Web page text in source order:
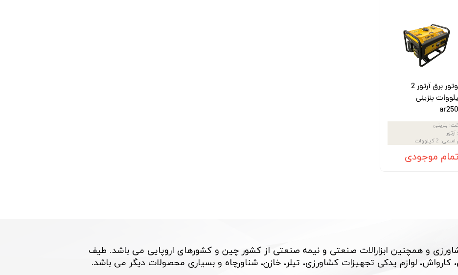
موتور برق آرتور 2
بنزینی
: بنزینی
:آرتور
اسمی: 2 کیلووات
موجودی
و همچنین ابزارالات صنعتی و نیمه صنعتی از کشور چین و کشورهای اروپایی می باشد. طیف
لوازم یدکی تجهیزات کشاورزی، تیلر، خازن، شناورچاه و بسیاری محصولات دیگر می باشد.